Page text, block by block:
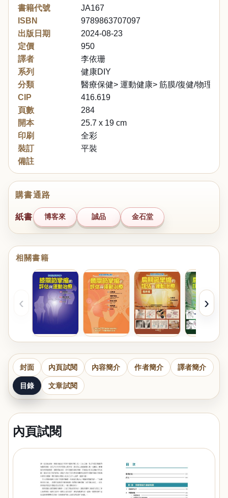
書籍代號
JA167
ISBN
9789863707097
出版日期
2024-08-23
定價
950
譯者
李依珊
系列
健康DIY
分類
醫療保健> 運動健康> 筋膜/復健/物理治療
CIP
416.619
頁數
284
開本
25.7 x 19 cm
印刷
全彩
裝訂
平裝
備註
購書通路
紙書 博客來 誠品 金石堂
相關書籍
‹ ›
封面 內頁試閱 內容簡介 作者簡介 譯者簡介
目錄 文章試閱
內頁試閱